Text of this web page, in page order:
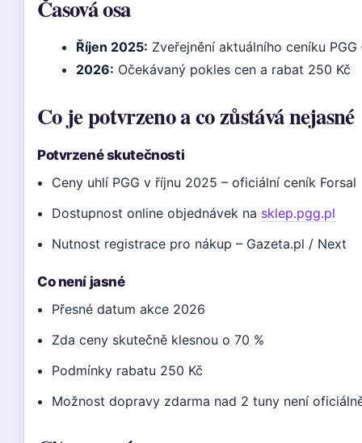
Časová osa
Říjen 2025: Zveřejnění aktuálního ceníku PGG
2026: Očekávaný pokles cen a rabat 250 Kč
Co je potvrzeno a co zůstává nejasné
Potvrzené skutečnosti
Ceny uhlí PGG v říjnu 2025 – oficiální ceník Forsal
Dostupnost online objednávek na sklep.pgg.pl
Nutnost registrace pro nákup – Gazeta.pl / Next
Co není jasné
Přesné datum akce 2026
Zda ceny skutečně klesnou o 70 %
Podmínky rabatu 250 Kč
Možnost dopravy zdarma nad 2 tuny není